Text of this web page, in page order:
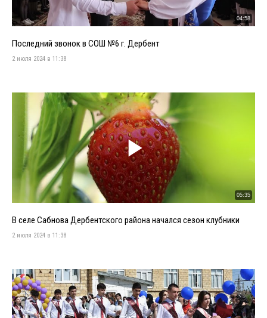
04:58
Последний звонок в СОШ №6 г. Дербент
2 июля 2024 в 11:38
05:35
В селе Сабнова Дербентского района начался сезон клубники
2 июля 2024 в 11:38